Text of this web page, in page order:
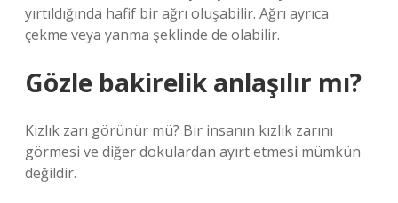
yırtıldığında hafif bir ağrı oluşabilir. Ağrı ayrıca
çekme veya yanma şeklinde de olabilir.
Gözle bakirelik anlaşılır mı?
Kızlık zarı görünür mü? Bir insanın kızlık zarını
görmesi ve diğer dokulardan ayırt etmesi mümkün
değildir.